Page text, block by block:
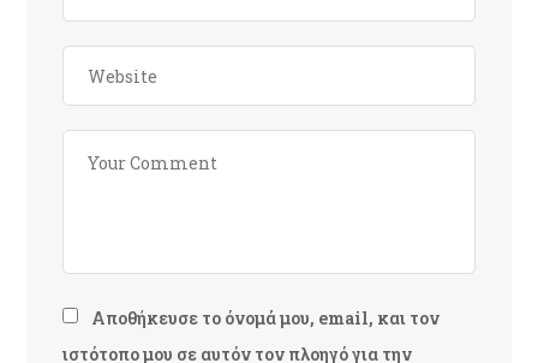
Αποθήκευσε το όνομά μου, email, και τον
ιστότοπο μου σε αυτόν τον πλοηγό για την